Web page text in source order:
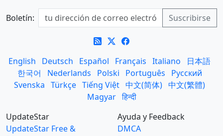
Boletín:
English Deutsch Español Français Italiano
日本語
한국어
Nederlands Polski Português
Русский
Svenska Türkçe Tiếng Việt 中文(简体) 中文(繁體)
Magyar हिन्दी
UpdateStar
UpdateStar Free &
Ayuda y Feedback
DMCA